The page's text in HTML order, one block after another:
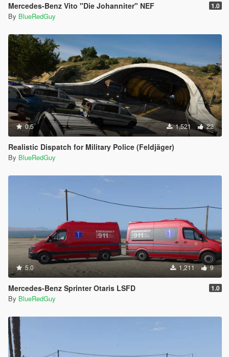
Mercedes-Benz Vito "Die Johanniter" NEF 1.0
By BlueRedGuy
0.5 1,521 22
Realistic Dispatch for Military Police (Feldjäger)
By BlueRedGuy
5.0 1,211 9
Mercedes-Benz Sprinter Otaris LSFD 1.0
By BlueRedGuy